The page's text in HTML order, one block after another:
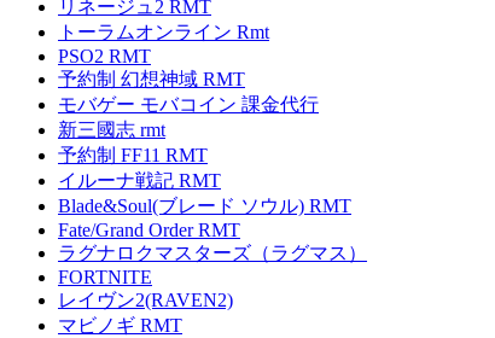
リネージュ2 RMT
トーラムオンライン Rmt
PSO2 RMT
予約制 幻想神域 RMT
モバゲー モバコイン 課金代行
新三國志 rmt
予約制 FF11 RMT
イルーナ戦記 RMT
Blade&Soul(ブレード ソウル) RMT
Fate/Grand Order RMT
ラグナロクマスターズ（ラグマス）
FORTNITE
レイヴン2(RAVEN2)
マビノギ RMT